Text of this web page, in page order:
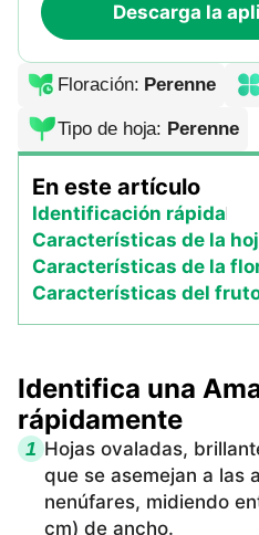
Descarga la
Floración: Perenne
Tipo de hoja: Perenne
En este artículo
Identificación rápida
Características de la
Características de la
Características del
Identifica una
rápidamente
1 Hojas ovaladas,
que se asemejan a las
nenúfares, midiendo
cm) de ancho.